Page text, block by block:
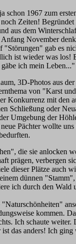
schon 1967 zum
Zeiten!
aus dem
November
gab es
ist wieder was los!
ich mein Leben..."
3D-Photos aus
von "Karst
Konkurrenz mit den
Schließung oder
Umgebung der
Pächter wollte uns
die sie anlocken
prägen, verbergen
dieser Plätze auch
dünnen
ich durch den Wald
kommen.
Ich schaute
das anders! Ich ging